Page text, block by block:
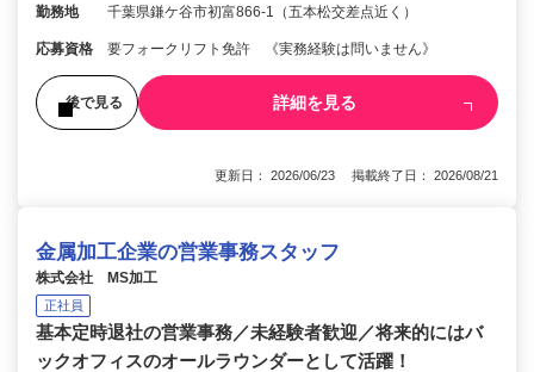
勤務地 千葉県鎌ケ谷市初富866-1（五本松交差点近く）
応募資格 要フォークリフト免許 《実務経験は問いません》
後で見る 詳細を見る
更新日： 2026/06/23 掲載終了日： 2026/08/21
金属加工企業の営業事務スタッフ
株式会社 MS加工
正社員
基本定時退社の営業事務／未経験者歓迎／将来的にはバ
ックオフィスのオールラウンダーとして活躍！